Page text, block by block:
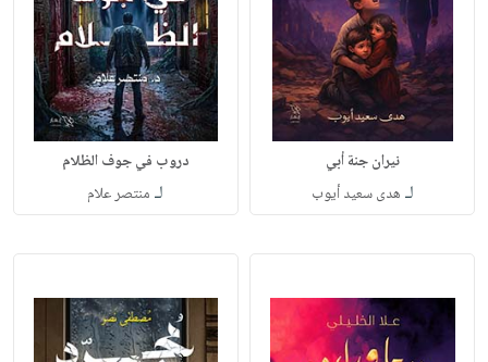
نيران جنة أبي
لـ هدى سعيد أيوب
دروب في جوف الظلام
لـ منتصر علام